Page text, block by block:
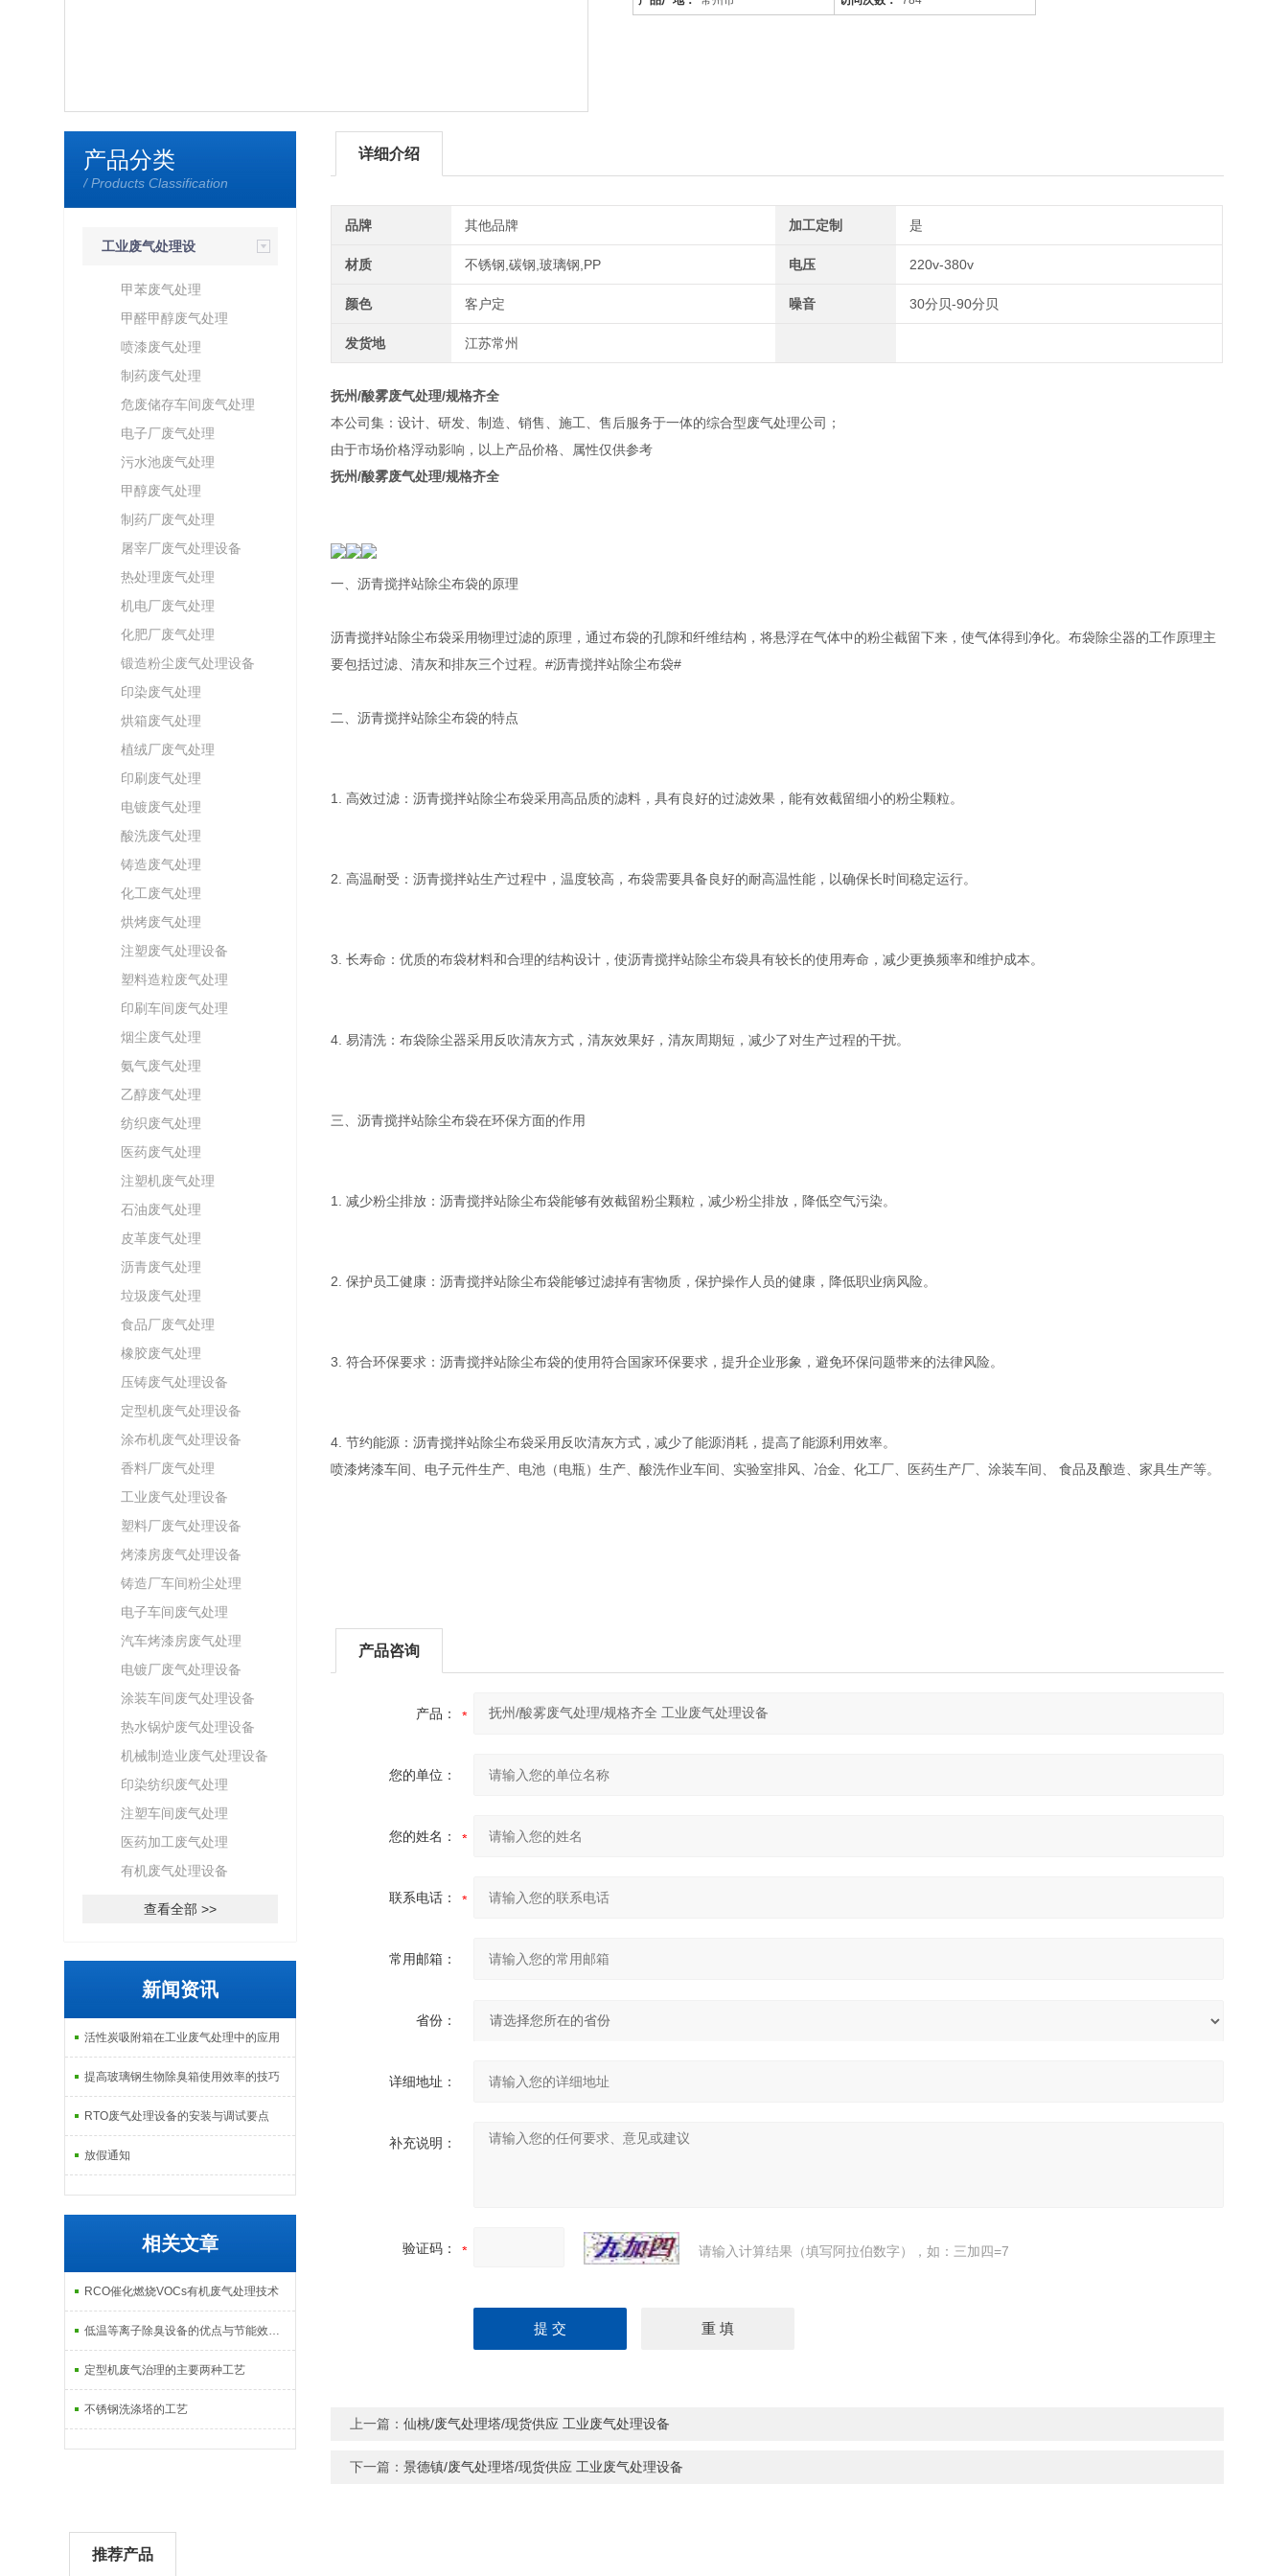
产品分类
/ Products Classification
工业废气处理设
甲苯废气处理
甲醛甲醇废气处理
喷漆废气处理
制药废气处理
危废储存车间废气处理
电子厂废气处理
污水池废气处理
甲醇废气处理
制药厂废气处理
屠宰厂废气处理设备
热处理废气处理
机电厂废气处理
化肥厂废气处理
锻造粉尘废气处理设备
印染废气处理
烘箱废气处理
植绒厂废气处理
印刷废气处理
电镀废气处理
酸洗废气处理
铸造废气处理
化工废气处理
烘烤废气处理
注塑废气处理设备
塑料造粒废气处理
印刷车间废气处理
烟尘废气处理
氨气废气处理
乙醇废气处理
纺织废气处理
医药废气处理
注塑机废气处理
石油废气处理
皮革废气处理
沥青废气处理
垃圾废气处理
食品厂废气处理
橡胶废气处理
压铸废气处理设备
定型机废气处理设备
涂布机废气处理设备
香料厂废气处理
工业废气处理设备
塑料厂废气处理设备
烤漆房废气处理设备
铸造厂车间粉尘处理
电子车间废气处理
汽车烤漆房废气处理
电镀厂废气处理设备
涂装车间废气处理设备
热水锅炉废气处理设备
机械制造业废气处理设备
印染纺织废气处理
注塑车间废气处理
医药加工废气处理
有机废气处理设备
查看全部 >>
新闻资讯
活性炭吸附箱在工业废气处理中的应用
提高玻璃钢生物除臭箱使用效率的技巧
RTO废气处理设备的安装与调试要点
放假通知
相关文章
RCO催化燃烧VOCs有机废气处理技术
低温等离子除臭设备的优点与节能效果分析
定型机废气治理的主要两种工艺
不锈钢洗涤塔的工艺
详细介绍
品牌 其他品牌 加工定制 是
材质 不锈钢,碳钢,玻璃钢,PP 电压 220v-380v
颜色 客户定 噪音 30分贝-90分贝
发货地 江苏常州
抚州/酸雾废气处理/规格齐全
本公司集：设计、研发、制造、销售、施工、售后服务于一体的综合型废气处理公司；
由于市场价格浮动影响，以上产品价格、属性仅供参考
抚州/酸雾废气处理/规格齐全
一、沥青搅拌站除尘布袋的原理
沥青搅拌站除尘布袋采用物理过滤的原理，通过布袋的孔隙和纤维结构，将悬浮在气体中的粉尘截留下来，使气体得到净化。布袋除尘器的工作原理主
要包括过滤、清灰和排灰三个过程。#沥青搅拌站除尘布袋#
二、沥青搅拌站除尘布袋的特点
1. 高效过滤：沥青搅拌站除尘布袋采用高品质的滤料，具有良好的过滤效果，能有效截留细小的粉尘颗粒。
2. 高温耐受：沥青搅拌站生产过程中，温度较高，布袋需要具备良好的耐高温性能，以确保长时间稳定运行。
3. 长寿命：优质的布袋材料和合理的结构设计，使沥青搅拌站除尘布袋具有较长的使用寿命，减少更换频率和维护成本。
4. 易清洗：布袋除尘器采用反吹清灰方式，清灰效果好，清灰周期短，减少了对生产过程的干扰。
三、沥青搅拌站除尘布袋在环保方面的作用
1. 减少粉尘排放：沥青搅拌站除尘布袋能够有效截留粉尘颗粒，减少粉尘排放，降低空气污染。
2. 保护员工健康：沥青搅拌站除尘布袋能够过滤掉有害物质，保护操作人员的健康，降低职业病风险。
3. 符合环保要求：沥青搅拌站除尘布袋的使用符合国家环保要求，提升企业形象，避免环保问题带来的法律风险。
4. 节约能源：沥青搅拌站除尘布袋采用反吹清灰方式，减少了能源消耗，提高了能源利用效率。
喷漆烤漆车间、电子元件生产、电池（电瓶）生产、酸洗作业车间、实验室排风、冶金、化工厂、医药生产厂、涂装车间、 食品及酿造、家具生产等。
产品咨询
产品：
您的单位：
您的姓名：
联系电话：
常用邮箱：
省份：
详细地址：
补充说明：
验证码： 请输入计算结果（填写阿拉伯数字），如：三加四=7
上一篇：仙桃/废气处理塔/现货供应 工业废气处理设备
下一篇：景德镇/废气处理塔/现货供应 工业废气处理设备
推荐产品